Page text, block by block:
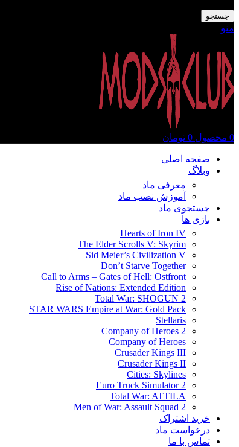
جستجو
منو
0 محصول 0 تومان
صفحه اصلی
وبلاگ
معرفی ماد
آموزش نصب ماد
جستجوی ماد
بازی ها
Hearts of Iron IV
The Elder Scrolls V: Skyrim
Sid Meier’s Civilization V
Don’t Starve Together
Call to Arms – Gates of Hell: Ostfront
Rise of Nations: Extended Edition
Total War: SHOGUN 2
STAR WARS Empire at War: Gold Pack
Stellaris
Company of Heroes 2
Company of Heroes
Crusader Kings III
Crusader Kings II
Cities: Skylines
Euro Truck Simulator 2
Total War: ATTILA
Men of War: Assault Squad 2
خرید اشتراک
درخواست ماد
تماس با ما